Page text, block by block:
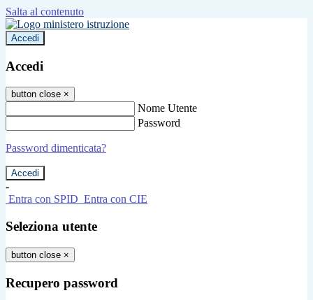
Salta al contenuto
Accedi
Accedi
button close ×
Nome Utente
Password
Password dimenticata?
-
Entra con SPID Entra con CIE
Seleziona utente
button close ×
Recupero password